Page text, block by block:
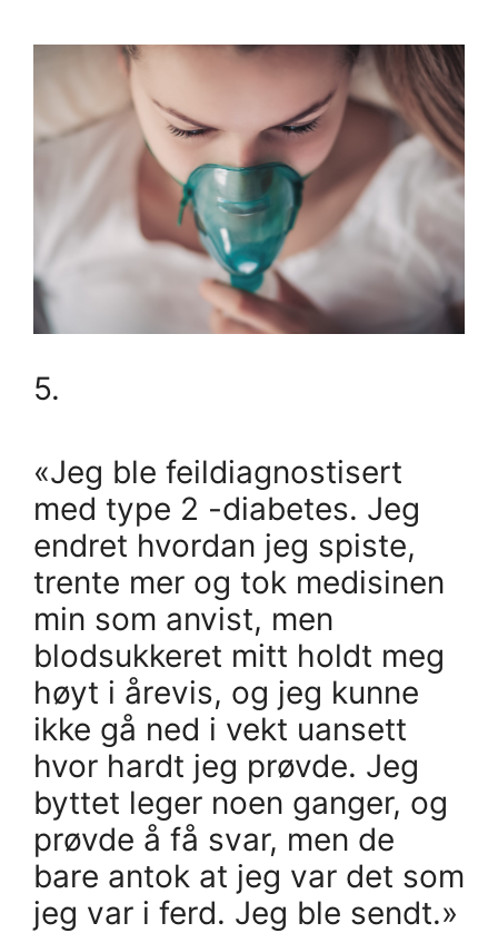
5.
«Jeg ble feildiagnostisert
med type 2 -diabetes. Jeg
endret hvordan jeg spiste,
trente mer og tok medisinen
min som anvist, men
blodsukkeret mitt holdt meg
høyt i årevis, og jeg kunne
ikke gå ned i vekt uansett
hvor hardt jeg prøvde. Jeg
byttet leger noen ganger, og
prøvde å få svar, men de
bare antok at jeg var det som
jeg var i ferd. Jeg ble sendt.»